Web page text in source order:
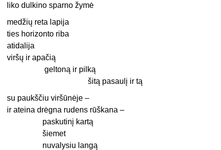
liko dulkino sparno žymė
medžių reta lapija
ties horizonto riba
atidalija
viršų ir apačią
geltoną ir pilką
šitą pasaulį ir tą
su paukščiu viršūnėje –
ir ateina drėgna rudens rūškana –
paskutinį kartą
šiemet
nuvalysiu langą